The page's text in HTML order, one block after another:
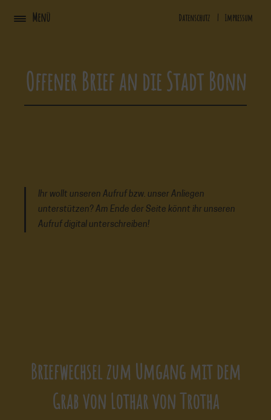
Inhalt
Menü Datenschutz | Impressum
Offener Brief an die Stadt Bonn
Ihr wollt unseren Aufruf bzw. unser Anliegen
unterstützen? Am Ende der Seite könnt ihr unseren
Aufruf digital unterschreiben!
Briefwechsel zum Umgang mit dem
Grab von Lothar von Trotha